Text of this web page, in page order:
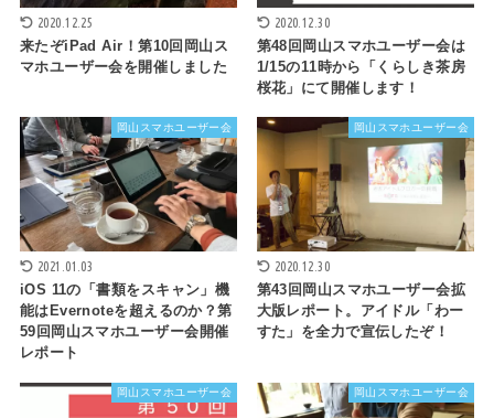
2020.12.25
来たぞiPad Air！第10回岡山ス
マホユーザー会を開催しました
2020.12.30
第48回岡山スマホユーザー会は
1/15の11時から「くらしき茶房
桜花」にて開催します！
岡山スマホユーザー会
2021.01.03
iOS 11の「書類をスキャン」機
能はEvernoteを超えるのか？第
59回岡山スマホユーザー会開催
レポート
岡山スマホユーザー会
2020.12.30
第43回岡山スマホユーザー会拡
大版レポート。アイドル「わー
すた」を全力で宣伝したぞ！
岡山スマホユーザー会 岡山スマホユーザー会